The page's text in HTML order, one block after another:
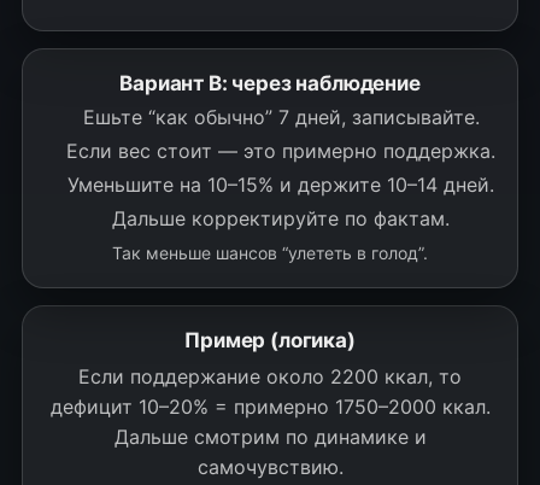
Вариант B: через наблюдение
Ешьте “как обычно” 7 дней, записывайте.
Если вес стоит — это примерно поддержка.
Уменьшите на 10–15% и держите 10–14 дней.
Дальше корректируйте по фактам.
Так меньше шансов “улететь в голод”.
Пример (логика)
Если поддержание около 2200 ккал, то
дефицит 10–20% = примерно 1750–2000 ккал.
Дальше смотрим по динамике и
самочувствию.